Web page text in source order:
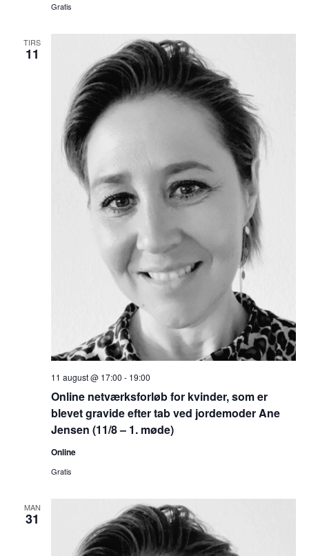
Gratis
TIRS
11
Online netværksforløb for kvinder, som er
blevet gravide efter tab ved jordemoder Ane
Jensen (11/8 – 1. møde)
11 august @ 17:00 - 19:00
Online
Gratis
MAN
31